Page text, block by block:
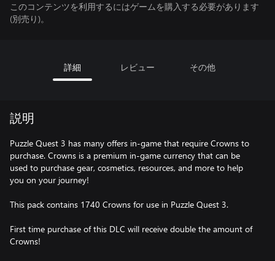
このコンテンツを利用するにはゲームを購入する必要があります
(別売り)。
詳細 レビュー その他
説明
Puzzle Quest 3 has many offers in-game that require Crowns to
purchase. Crowns is a premium in-game currency that can be
used to purchase gear, cosmetics, resources, and more to help
you on your journey!
This pack contains 1740 Crowns for use in Puzzle Quest 3.
First time purchase of this DLC will receive double the amount of
Crowns!